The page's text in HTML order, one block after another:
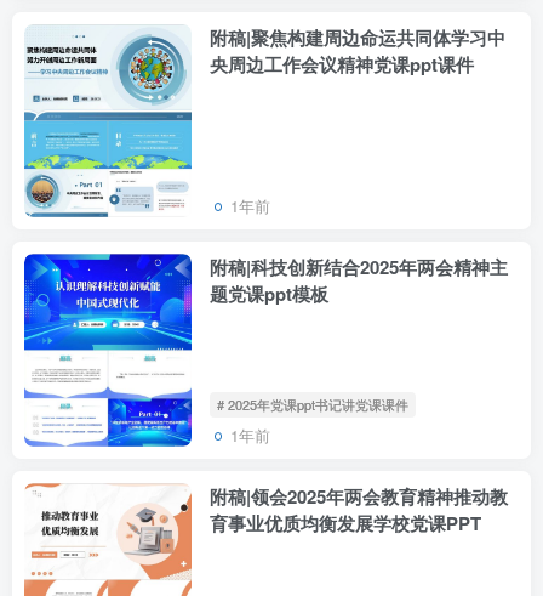
附稿|聚焦构建周边命运共同体学习中
央周边工作会议精神党课ppt课件
1年前
附稿|科技创新结合2025年两会精神主
题党课ppt模板
# 2025年党课ppt书记讲党课课件
1年前
附稿|领会2025年两会教育精神推动教
育事业优质均衡发展学校党课PPT